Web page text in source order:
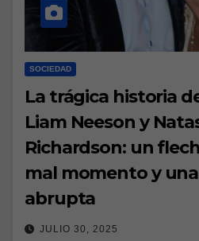
SOCIEDAD
La trágica historia
Liam Neeson y
Richardson: un
mal momento y
abrupta
JULIO 30, 2025